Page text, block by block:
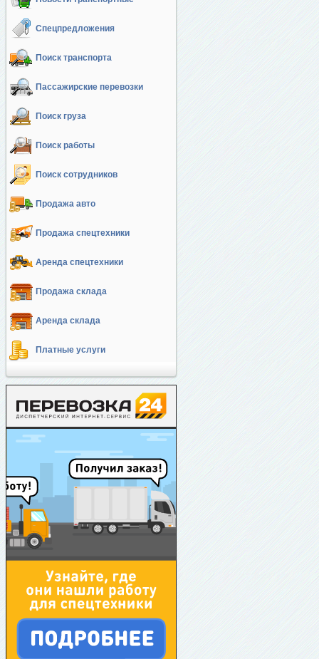
Спецпредложения
Поиск транспорта
Пассажирские перевозки
Поиск груза
Поиск работы
Поиск сотрудников
Продажа авто
Продажа спецтехники
Аренда спецтехники
Продажа склада
Аренда склада
Платные услуги